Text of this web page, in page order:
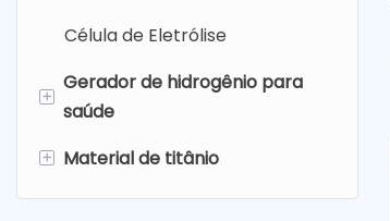
Célula de Eletrólise
+ Gerador de hidrogênio para
saúde
Garrafa de água de
+ Material de titânio
Filtro de titânio